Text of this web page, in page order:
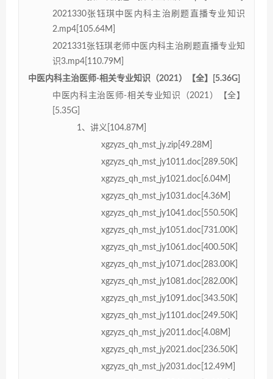
2021330张钰琪中医内科主治刷题直播专业知识
2.mp4[105.64M]
2021331张钰琪老师中医内科主治刷题直播专业知
识3.mp4[110.79M]
中医内科主治医师-相关专业知识（2021）【全】[5.36G]
中医内科主治医师-相关专业知识（2021）【全】
[5.35G]
1、讲义[104.87M]
xgzyzs_qh_mst_jy.zip[49.28M]
xgzyzs_qh_mst_jy1011.doc[289.50K]
xgzyzs_qh_mst_jy1021.doc[6.04M]
xgzyzs_qh_mst_jy1031.doc[4.36M]
xgzyzs_qh_mst_jy1041.doc[550.50K]
xgzyzs_qh_mst_jy1051.doc[731.00K]
xgzyzs_qh_mst_jy1061.doc[400.50K]
xgzyzs_qh_mst_jy1071.doc[283.00K]
xgzyzs_qh_mst_jy1081.doc[282.00K]
xgzyzs_qh_mst_jy1091.doc[343.50K]
xgzyzs_qh_mst_jy1101.doc[249.50K]
xgzyzs_qh_mst_jy2011.doc[4.08M]
xgzyzs_qh_mst_jy2021.doc[236.50K]
xgzyzs_qh_mst_jy2031.doc[12.49M]